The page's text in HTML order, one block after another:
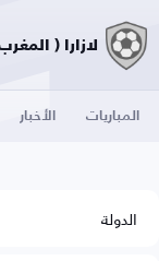
لازارا ( المغرب )
المباريات الأخبار
الدولة